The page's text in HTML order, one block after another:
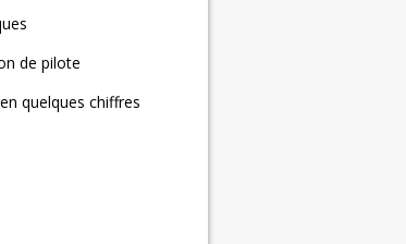
de pilote
quelques chiffres